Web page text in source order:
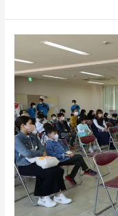
日
（土）
23
回
NINJACUP
ぷ
よ
ぷ
よ
e
ス
ポ